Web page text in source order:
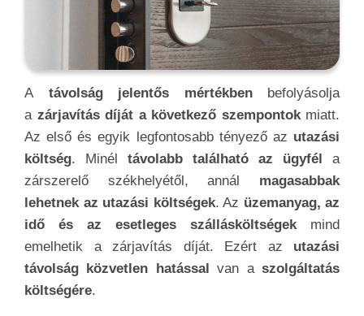
A távolság jelentős mértékben befolyásolja
azárjavítás díját a következő szempontok miatt.
Az első és egyik legfontosabb tényező az utazási
költség. Minél távolabb található az ügyfél a
zárszerelő székhelyétől, annál magasabbak
lehetnek az utazási költségek. Az üzemanyag, az
idő és az esetleges szállásköltségekmind
emelhetik a zárjavítás díját. Ezért az utazási
távolság közvetlen hatással van aszolgáltatás
költségére.